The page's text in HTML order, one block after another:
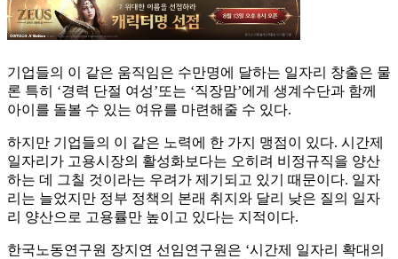
기업들의 이 같은 움직임은 수만명에 달하는 일자리 창출은 물
론 특히 ‘경력 단절 여성’또는 ‘직장맘’에게 생계수단과 함께
아이를 돌볼 수 있는 여유를 마련해줄 수 있다.
하지만 기업들의 이 같은 노력에 한 가지 맹점이 있다. 시간제
일자리가 고용시장의 활성화보다는 오히려 비정규직을 양산
하는 데 그칠 것이라는 우려가 제기되고 있기 때문이다. 일자
리는 늘었지만 정부 정책의 본래 취지와 달리 낮은 질의 일자
리 양산으로 고용률만 높이고 있다는 지적이다.
한국노동연구원 장지연 선임연구원은 ‘시간제 일자리 확대의